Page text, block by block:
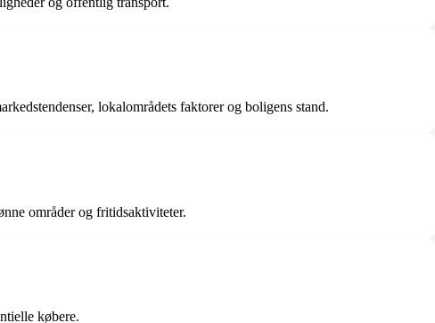
lokalområdets faktorer og boligens stand.
områder og fritidsaktiviteter.
købere.